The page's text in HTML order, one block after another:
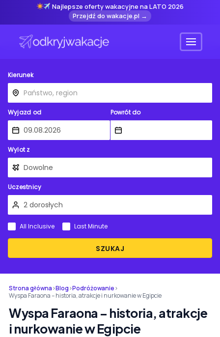
Najlepsze oferty wakacyjne na LATO 2026
Przejdź do wakacje.pl →
Menu
Kierunek
Wyjazd od Powrót do
Wylot z
Uczestnicy
SZUKAJ
All Inclusive Last Minute
Strona główna›Blog›Podróżowanie›
Wyspa Faraona – historia, atrakcje i nurkowanie w Egipcie
Wyspa Faraona – historia, atrakcje
i nurkowanie w Egipcie